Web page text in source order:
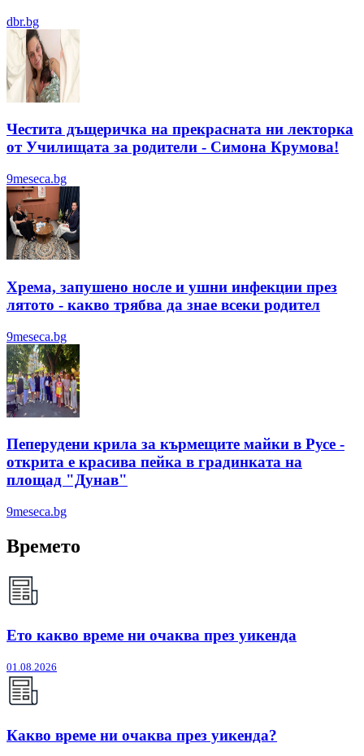
dbr.bg
Честита дъщеричка на прекрасната ни лекторка
от Училищата за родители - Симона Крумова!
9meseca.bg
Хрема, запушено носле и ушни инфекции през
лятотo - какво трябва да знае всеки родител
9meseca.bg
Пеперудени крила за кърмещите майки в Русе -
открита е красива пейка в градинката на
площад "Дунав"
9meseca.bg
Времето
Ето какво време ни очаква през уикенда
01.08.2026
Какво време ни очаква през уикенда?